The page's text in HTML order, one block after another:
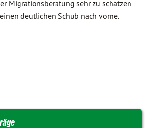
Migrationsberatung sehr zu schätzen
deutlichen Schub nach vorne.